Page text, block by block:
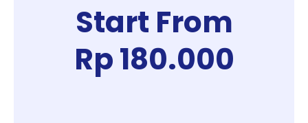
Start From
Rp 180.000